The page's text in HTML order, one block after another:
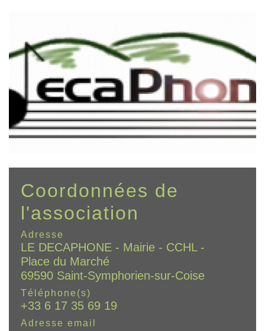
Coordonnées de
l'association
Adresse
LE DECAPHONE - Mairie - CCHL -
Place du Marché
69590 Saint-Symphorien-sur-Coise
Téléphone(s)
+33 6 17 35 69 19
Adresse email